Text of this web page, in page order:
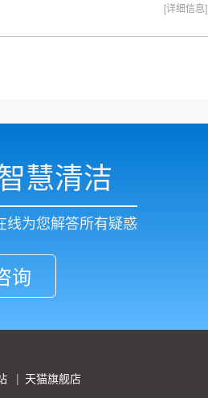
[详细信息]
慧清洁
线为您解答所有疑惑
询
天猫旗舰店